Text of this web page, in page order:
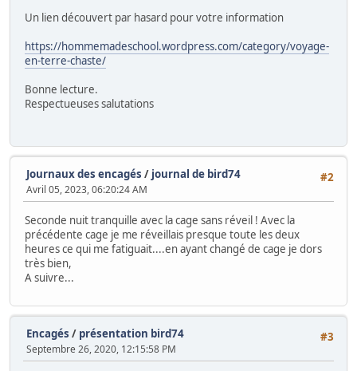
Un lien découvert par hasard pour votre information
https://hommemadeschool.wordpress.com/category/voyage-
en-terre-chaste/
Bonne lecture.
Respectueuses salutations
#2
Journaux des encagés / journal de bird74
Avril 05, 2023, 06:20:24 AM
Seconde nuit tranquille avec la cage sans réveil ! Avec la
précédente cage je me réveillais presque toute les deux
heures ce qui me fatiguait....en ayant changé de cage je dors
très bien,
A suivre...
#3
Encagés / présentation bird74
Septembre 26, 2020, 12:15:58 PM